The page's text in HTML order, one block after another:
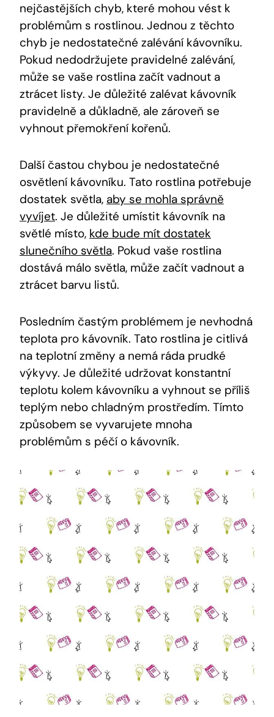
nejčastějších chyb, které mohou vést k
problémům s rostlinou. Jednou z těchto
chyb je nedostatečné zalévání kávovníku.
Pokud nedodržujete pravidelné zalévání,
může se vaše rostlina začít vadnout a
ztrácet listy. Je důležité zalévat kávovník
pravidelně a důkladně, ale zároveň se
vyhnout přemokření kořenů.
Další častou chybou je nedostatečné
osvětlení kávovníku. Tato rostlina potřebuje
dostatek světla, aby se mohla správně
vyvíjet. Je důležité umístit kávovník na
světlé místo, kde bude mít dostatek
slunečního světla. Pokud vaše rostlina
dostává málo světla, může začít vadnout a
ztrácet barvu listů.
Posledním častým problémem je nevhodná
teplota pro kávovník. Tato rostlina je citlivá
na teplotní změny a nemá ráda prudké
výkyvy. Je důležité udržovat konstantní
teplotu kolem kávovníku a vyhnout se příliš
teplým nebo chladným prostředím. Tímto
způsobem se vyvarujete mnoha
problémům s péčí o kávovník.